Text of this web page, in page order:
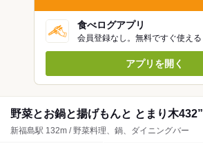
食べログアプリ
会員登録なし。無料ですぐ使える
アプリを開く
野菜とお鍋と揚げもんと とまり木432”
新福島駅 132m / 野菜料理、鍋、ダイニングバー